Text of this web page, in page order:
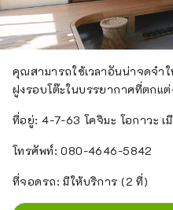
คุณสามารถใช้เวลาอันน่าจดจำ
ฝูงรอบโต๊ะในบรรยากาศที่ตก
ที่อยู่: 4-7-63 โคจิมะ โอกาวะ เ
โทรศัพท์: 080-4646-5842
ที่จอดรถ: มีให้บริการ (2 ที่)